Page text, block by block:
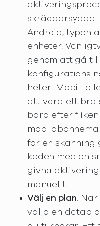
skräddarsydda
Android, typen
enheter.
genom att gå
heter "Mobil"
att vara ett bra
bara efter
för en skanning
koden med en
givna
manuellt.
Välj en plan:
välja en